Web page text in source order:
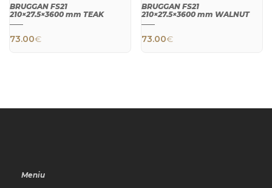
BRUGGAN FS21
210×27.5×3600 mm TEAK
73.00€
BRUGGAN FS21
210×27.5×3600 mm WALNUT
73.00€
Meniu